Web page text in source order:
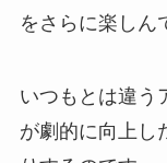
をさらに楽しん
いつもとは違う
が劇的に向上し